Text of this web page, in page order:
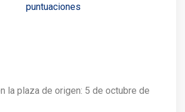
puntuaciones
la plaza de origen: 5 de octubre de